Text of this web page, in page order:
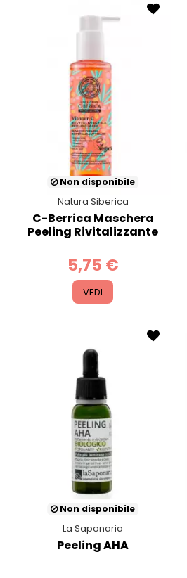
Non disponibile
Natura Siberica
C-Berrica Maschera
Peeling Rivitalizzante
5,75 €
VEDI
Non disponibile
La Saponaria
Peeling AHA